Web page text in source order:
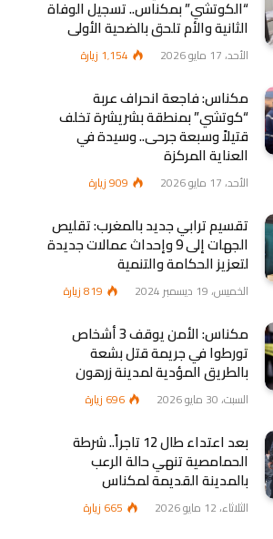
“الكوتشي” بمكناس.. تسجيل الوفاة
الثانية والأم تلحق بالضحية الأولى
الأحد، 17 مايو 2026 1٬154 زيارة
مكناس: فاجعة انحراف عربة
“كوتشي” بمنطقة بشريشرة تخلف
قتيلاً وسبعة جرحى.. وسيدة في
العناية المركزة
الأحد، 17 مايو 2026 909زيارة
تقسيم ترابي جديد بالمغرب: تقليص
الجهات إلى 9 وإحداث عمالات جديدة
لتعزيز الحكامة والتنمية
الخميس، 19 ديسمبر 2024 819زيارة
مكناس: الأمن يوقف 3 أشخاص
تورطوا في جريمة قتل بشعة
بالطريق المؤدية لمدينة زرهون
السبت، 30 مايو 2026 696 زيارة
بعد اعتداء طال 12 تاجراً.. شرطة
الحمامصية تنهي حالة الرعب
بالمدينة القديمة لمكناس
الثلاثاء، 12 مايو 2026 665 زيارة